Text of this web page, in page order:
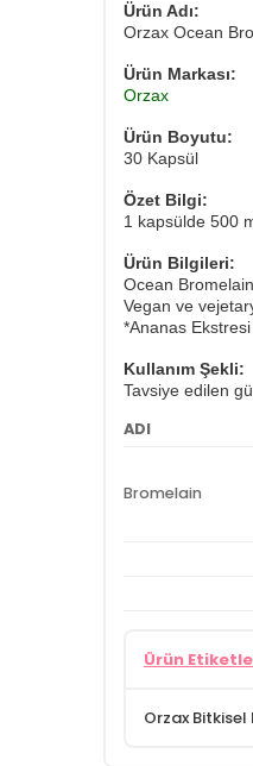
Ürün Adı:
Orzax Ocean
Ürün Markası:
Orzax
Ürün Boyutu:
30 Kapsül
Özet Bilgi:
1 kapsülde 500
Ürün Bilgileri:
Ocean
Vegan ve
*Ananas
Kullanım Şekli:
Tavsiye edilen
ADI
Bromelain
Ürün
Orzax Bitkisel